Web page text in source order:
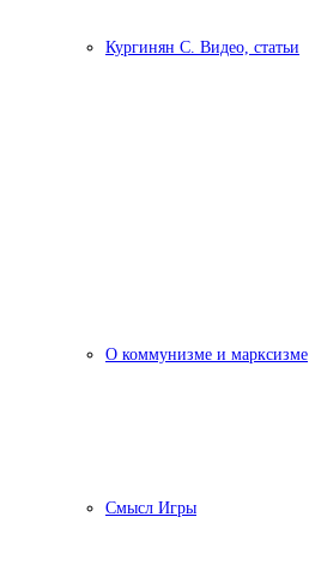
Кургинян С. Видео, статьи
О коммунизме и марксизме
Смысл Игры